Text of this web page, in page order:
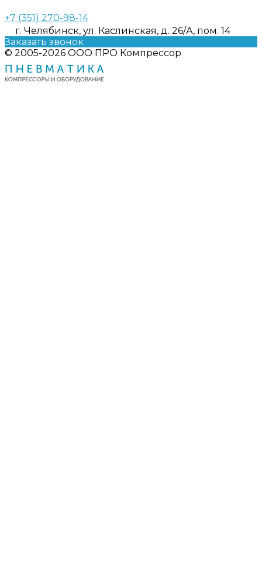
+7 (351) 270-98-14
г. Челябинск, ул. Каслинская, д. 26/А, пом. 14
Заказать звонок
© 2005-2026 ООО ПРО Компрессор